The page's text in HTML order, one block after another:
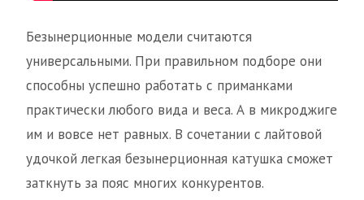
Безынерционные модели считаются
универсальными. При правильном подборе они
способны успешно работать с приманками
практически любого вида и веса. А в микроджиге
им и вовсе нет равных. В сочетании с лайтовой
удочкой легкая безынерционная катушка сможет
заткнуть за пояс многих конкурентов.